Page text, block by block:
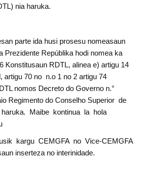
nia haruka.
parte ida husi prosesu nomeasaun
Prezidente Repúblika hodi nomea ka
Konstitusaun RDTL, alinea e) artigu 14
artigu 70 no n.o 1 no 2 artigu 74
nomos Decreto do Governo n.°
Regimento do Conselho Superior de
Maibe kontinua la hola
kargu CEMGFA no Vice-CEMGFA
inserteza no interinidade.